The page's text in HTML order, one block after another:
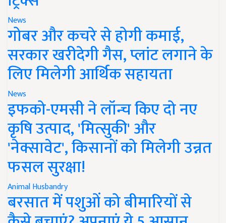
News
गोबर और कचरे से होगी कमाई,
सरकार खरीदेगी गैस, प्लांट लगाने के
लिए मिलेगी आर्थिक सहायता
News
इफको-एमसी ने लॉन्च किए दो नए
कृषि उत्पाद, 'मित्सुकी' और
'नेक्सावेट', किसानों को मिलेगी उन्नत
फसल सुरक्षा!
Animal Husbandry
बरसात में पशुओं को बीमारियों से